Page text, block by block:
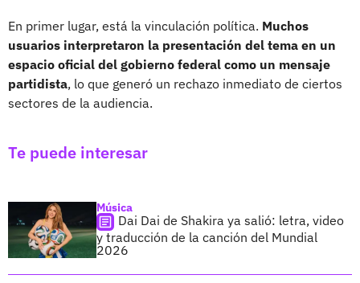
En primer lugar, está la vinculación política. Muchos
usuarios interpretaron la presentación del tema en un
espacio oficial del gobierno federal como un mensaje
partidista, lo que generó un rechazo inmediato de ciertos
sectores de la audiencia.
Te puede interesar
Música
Dai Dai de Shakira ya salió: letra, video
y traducción de la canción del Mundial
2026